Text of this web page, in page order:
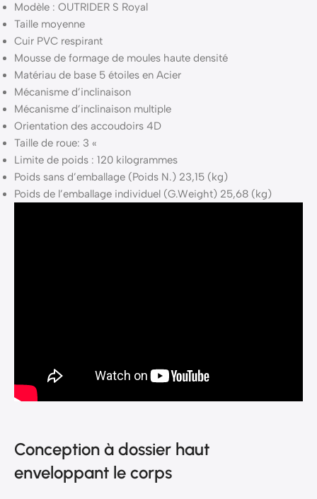
Modèle : OUTRIDER S Royal
Taille moyenne
Cuir PVC respirant
Mousse de formage de moules haute densité
Matériau de base 5 étoiles en Acier
Mécanisme d’inclinaison
Mécanisme d’inclinaison multiple
Orientation des accoudoirs 4D
Taille de roue: 3 «
Limite de poids : 120 kilogrammes
Poids sans d’emballage (Poids N.) 23,15 (kg)
Poids de l’emballage individuel (G.Weight) 25,68 (kg)
Conception à dossier haut
enveloppant le corps